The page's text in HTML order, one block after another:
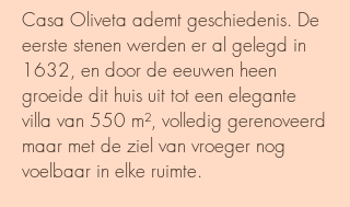
Casa Oliveta ademt geschiedenis. De
eerste stenen werden er al gelegd in
1632, en door de eeuwen heen
groeide dit huis uit tot een elegante
villa van 550 m², volledig gerenoveerd
maar met de ziel van vroeger nog
voelbaar in elke ruimte.